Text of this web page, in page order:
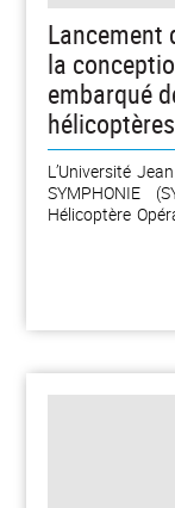
Lancement
la
embarqué
hélicoptères
L’Université
SYMPHONIE
Hélicoptère
Recherche et
l’Agence
2026. Les